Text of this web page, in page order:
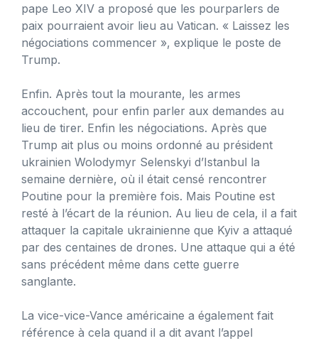
pape Leo XIV a proposé que les pourparlers de
paix pourraient avoir lieu au Vatican. « Laissez les
négociations commencer », explique le poste de
Trump.
Enfin. Après tout la mourante, les armes
accouchent, pour enfin parler aux demandes au
lieu de tirer. Enfin les négociations. Après que
Trump ait plus ou moins ordonné au président
ukrainien Wolodymyr Selenskyi d’Istanbul la
semaine dernière, où il était censé rencontrer
Poutine pour la première fois. Mais Poutine est
resté à l’écart de la réunion. Au lieu de cela, il a fait
attaquer la capitale ukrainienne que Kyiv a attaqué
par des centaines de drones. Une attaque qui a été
sans précédent même dans cette guerre
sanglante.
La vice-vice-Vance américaine a également fait
référence à cela quand il a dit avant l’appel